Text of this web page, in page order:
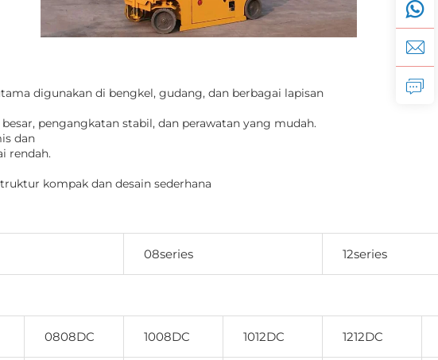
digunakan di bengkel, gudang, dan berbagai lapisan
pengangkatan stabil, dan perawatan yang mudah.
dan
rendah.
kompak dan desain sederhana
08series 12series
0808DC 1008DC 1012DC 1212DC